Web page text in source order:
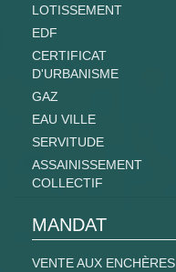
LOTISSEMENT
EDF
CERTIFICAT
D'URBANISME
GAZ
EAU VILLE
SERVITUDE
ASSAINISSEMENT
COLLECTIF
MANDAT
VENTE AUX ENCHÈRES